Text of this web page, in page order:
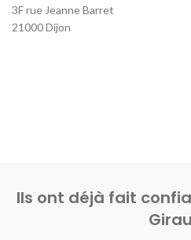
3F rue Jeanne Barret
21000 Dijon
Ils ont déjà fait